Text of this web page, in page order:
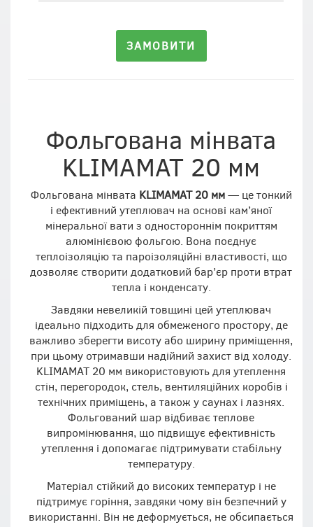
ЗАМОВИТИ
Фольгована мінвата
KLIMAMAT 20 мм
Фольгована мінвата KLIMAMAT 20 мм— це тонкий
і ефективний утеплювач на основі кам’яної
мінеральної вати з одностороннім покриттям
алюмінієвою фольгою. Вона поєднує
теплоізоляцію та пароізоляційні властивості, що
дозволяє створити додатковий бар’єр проти втрат
тепла і конденсату.
Завдяки невеликій товщині цей утеплювач
ідеально підходить для обмеженого простору, де
важливо зберегти висоту або ширину приміщення,
при цьому отримавши надійний захист від холоду.
KLIMAMAT 20 мм використовують для утеплення
стін, перегородок, стель, вентиляційних коробів і
технічних приміщень, а також у саунах і лазнях.
Фольгований шар відбиває теплове
випромінювання, що підвищує ефективність
утеплення і допомагає підтримувати стабільну
температуру.
Матеріал стійкий до високих температур і не
підтримує горіння, завдяки чому він безпечний у
використанні. Він не деформується, не обсипається